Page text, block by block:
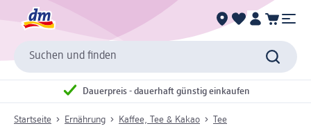
Suchen und finden
Dauerpreis - dauerhaft günstig einkaufen
Startseite Ernährung Kaffee, Tee & Kakao Tee